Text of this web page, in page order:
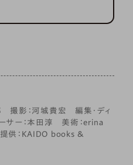
撮影：河城貴宏 編集・ディ
サー：本田淳 美術：erina
供：KAIDO books &